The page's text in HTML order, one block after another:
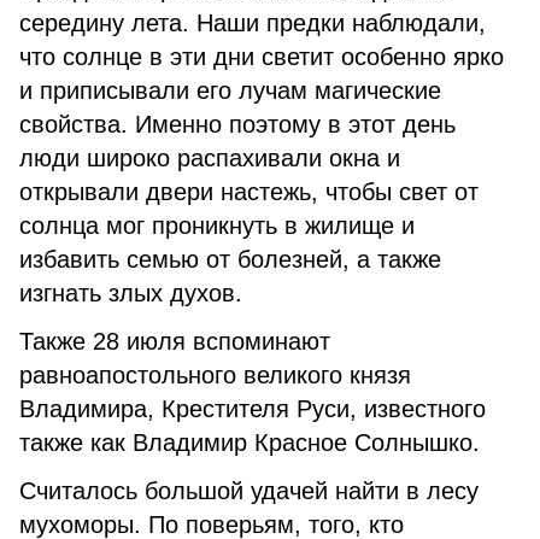
середину лета. Наши предки наблюдали,
что солнце в эти дни светит особенно ярко
и приписывали его лучам магические
свойства. Именно поэтому в этот день
люди широко распахивали окна и
открывали двери настежь, чтобы свет от
солнца мог проникнуть в жилище и
избавить семью от болезней, а также
изгнать злых духов.
Также 28 июля вспоминают
равноапостольного великого князя
Владимира, Крестителя Руси, известного
также как Владимир Красное Солнышко.
Считалось большой удачей найти в лесу
мухоморы. По поверьям, того, кто